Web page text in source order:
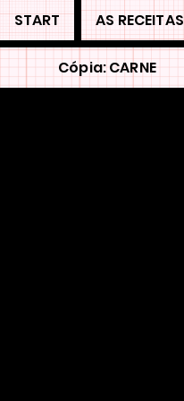
START AS RECEITAS
Cópia: CARNE